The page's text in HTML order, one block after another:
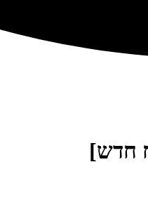
חדש]